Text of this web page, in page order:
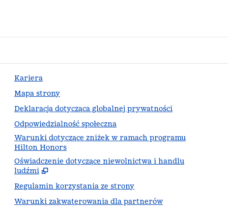
Kariera
Mapa strony
Deklaracja dotycząca globalnej prywatności
Odpowiedzialność społeczna
Warunki dotyczące zniżek w ramach programu
Hilton Honors
Oświadczenie dotyczące niewolnictwa i handlu
ludźmi
Regulamin korzystania ze strony
Warunki zakwaterowania dla partnerów